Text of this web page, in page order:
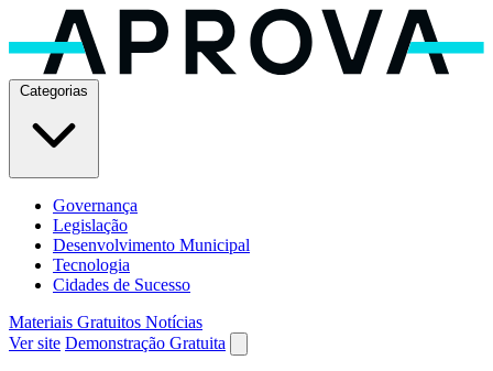
Governança
Legislação
Desenvolvimento Municipal
Tecnologia
Cidades de Sucesso
Materiais Gratuitos Notícias
Ver site Demonstração Gratuita